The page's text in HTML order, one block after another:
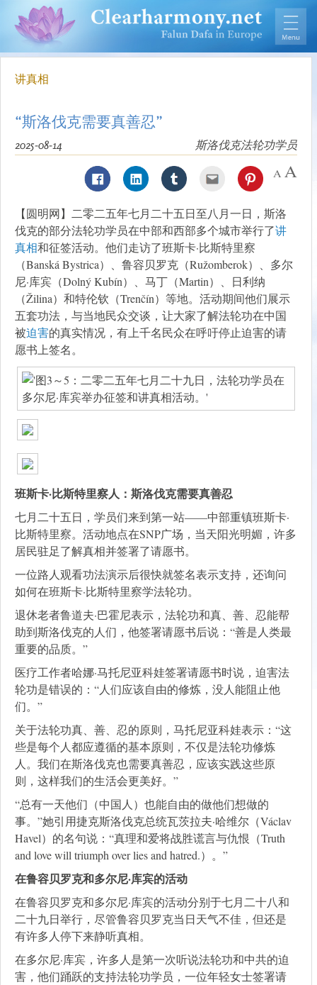
讲真相
“斯洛伐克需要真善忍”
斯洛伐克法轮功学员
2025-08-14
【圆明网】二零二五年七月二十五日至八月一日，斯洛
伐克的部分法轮功学员在中部和西部多个城市举行了讲
真相和征签活动。他们走访了班斯卡·比斯特里察
（Banská Bystrica）、鲁容贝罗克（Ružomberok）、多尔
尼·库宾（Dolný Kubín）、马丁（Martin）、日利纳
（Žilina）和特伦钦（Trenčín）等地。活动期间他们展示
五套功法，与当地民众交谈，让大家了解法轮功在中国
被迫害的真实情况，有上千名民众在呼吁停止迫害的请
愿书上签名。
班斯卡·比斯特里察人：斯洛伐克需要真善忍
七月二十五日，学员们来到第一站——中部重镇班斯卡·
比斯特里察。活动地点在SNP广场，当天阳光明媚，许多
居民驻足了解真相并签署了请愿书。
一位路人观看功法演示后很快就签名表示支持，还询问
如何在班斯卡·比斯特里察学法轮功。
退休老者鲁道夫·巴霍尼表示，法轮功和真、善、忍能帮
助到斯洛伐克的人们，他签署请愿书后说：“善是人类最
重要的品质。”
医疗工作者哈娜·马托尼亚科娃签署请愿书时说，迫害法
轮功是错误的：“人们应该自由的修炼，没人能阻止他
们。”
关于法轮功真、善、忍的原则，马托尼亚科娃表示：“这
些是每个人都应遵循的基本原则，不仅是法轮功修炼
人。我们在斯洛伐克也需要真善忍，应该实践这些原
则，这样我们的生活会更美好。”
“总有一天他们（中国人）也能自由的做他们想做的
事。”她引用捷克斯洛伐克总统瓦茨拉夫·哈维尔（Václav
Havel）的名句说：“真理和爱将战胜谎言与仇恨（Truth
and love will triumph over lies and hatred.）。”
在鲁容贝罗克和多尔尼·库宾的活动
在鲁容贝罗克和多尔尼·库宾的活动分别于七月二十八和
二十九日举行，尽管鲁容贝罗克当日天气不佳，但还是
有许多人停下来静听真相。
在多尔尼·库宾，许多人是第一次听说法轮功和中共的迫
害，他们踊跃的支持法轮功学员，一位年轻女士签署请